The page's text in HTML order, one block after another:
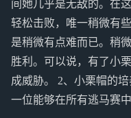
间她几乎是无敌的。在
轻松击败，唯一稍微有
是稍微有点难而已。稍
胜利。可以说，有了小
成威胁。 2、小栗帽的
一位能够在所有逃马赛